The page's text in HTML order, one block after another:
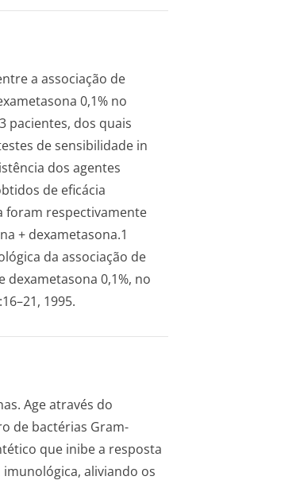
a associação de
0,1% no
pacientes, dos quais
de sensibilidade in
dos agentes
de eficácia
foram respectivamente
+ dexametasona.1
da associação de
dexametasona 0,1%, no
1995.
Age através do
de bactérias Gram-
que inibe a resposta
aliviando os